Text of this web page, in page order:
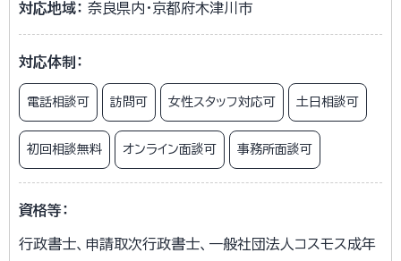
対応地域： 奈良県内・京都府木津川市
対応体制：
電話相談可 訪問可 女性スタッフ対応可 土日相談可
初回相談無料 オンライン面談可 事務所面談可
資格等：
行政書士、申請取次行政書士、一般社団法人コスモス成年